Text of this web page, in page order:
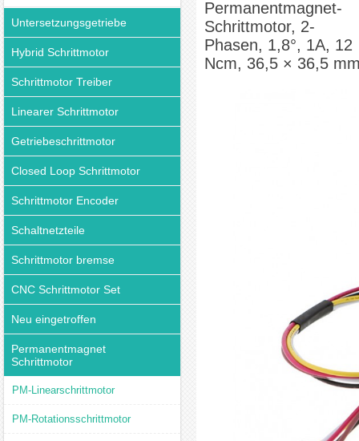
Untersetzungsgetriebe
Hybrid Schrittmotor
Schrittmotor Treiber
Linearer Schrittmotor
Getriebeschrittmotor
Closed Loop Schrittmotor
Schrittmotor Encoder
Schaltnetzteile
Schrittmotor bremse
CNC Schrittmotor Set
Neu eingetroffen
Permanentmagnet
Schrittmotor
PM-Linearschrittmotor
PM-Rotationsschrittmotor
Permanentmagnet-
Schrittmotor, 2-
Phasen, 1,8°, 1A, 12
Ncm, 36,5 × 36,5